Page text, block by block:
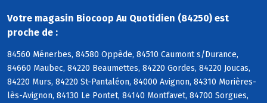
Votre magasin Biocoop Au Quotidien (84250) est
proche de :
84560 Ménerbes, 84580 Oppède, 84510 Caumont s/Durance,
84660 Maubec, 84220 Beaumettes, 84220 Gordes, 84220 Joucas,
84220 Murs, 84220 St-Pantaléon, 84000 Avignon, 84310 Morières-
lès-Avignon, 84130 Le Pontet, 84140 Montfavet, 84700 Sorgues,